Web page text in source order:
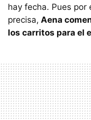
hay fecha. Pues por
precisa, Aena
los carritos para el